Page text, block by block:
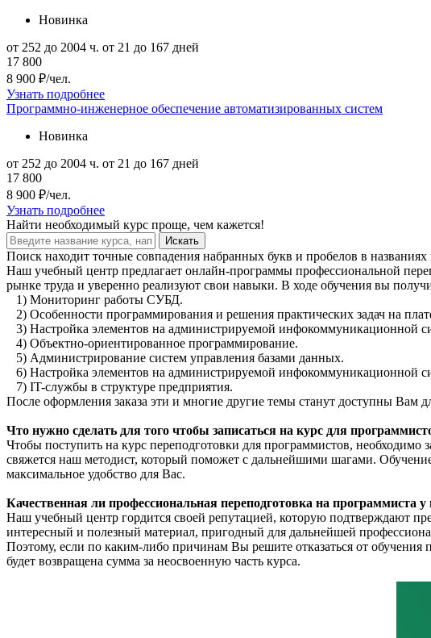
Новинка
от 252 до 2004 ч. от 21 до 167 дней
17 800
8 900 ₽/чел.
Узнать подробнее
Программно-инженерное обеспечение автоматизированных систем
Новинка
от 252 до 2004 ч. от 21 до 167 дней
17 800
8 900 ₽/чел.
Узнать подробнее
Найти необходимый курс проще, чем кажется!
Искать
Поиск находит точные совпадения набранных букв и пробелов в
Наш учебный центр предлагает онлайн-программы профессиональной
рынке труда и уверенно реализуют свои навыки. В ходе обучения вы
1) Мониторинг работы СУБД.
2) Особенности программирования и решения практических задач на
3) Настройка элементов на администрируемой инфокоммуникационной
4) Объектно-ориентированное программирование.
5) Администрирование систем управления базами данных.
6) Настройка элементов на администрируемой инфокоммуникационной
7) IT-службы в структуре предприятия.
После оформления заказа эти и многие другие темы станут доступны Вам
Что нужно сделать для того чтобы записаться на курс для
Чтобы поступить на курс переподготовки для программистов, необходимо
свяжется наш методист, который поможет с дальнейшими шагами.
максимальное удобство для Вас.
Качественная ли профессиональная переподготовка на программиста у
Наш учебный центр гордится своей репутацией, которую подтверждают
интересный и полезный материал, пригодный для дальнейшей
Поэтому, если по каким-либо причинам Вы решите отказаться от
будет возвращена сумма за неосвоенную часть курса.